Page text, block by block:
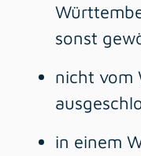
sonst
nicht vom
in einem